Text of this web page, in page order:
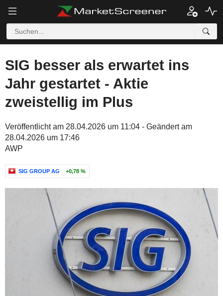
SIG besser als erwartet ins
Jahr gestartet - Aktie
zweistellig im Plus
Veröffentlicht am 28.04.2026 um 11:04 - Geändert am
28.04.2026 um 17:46
AWP
SIG GROUP AG +0,78 %